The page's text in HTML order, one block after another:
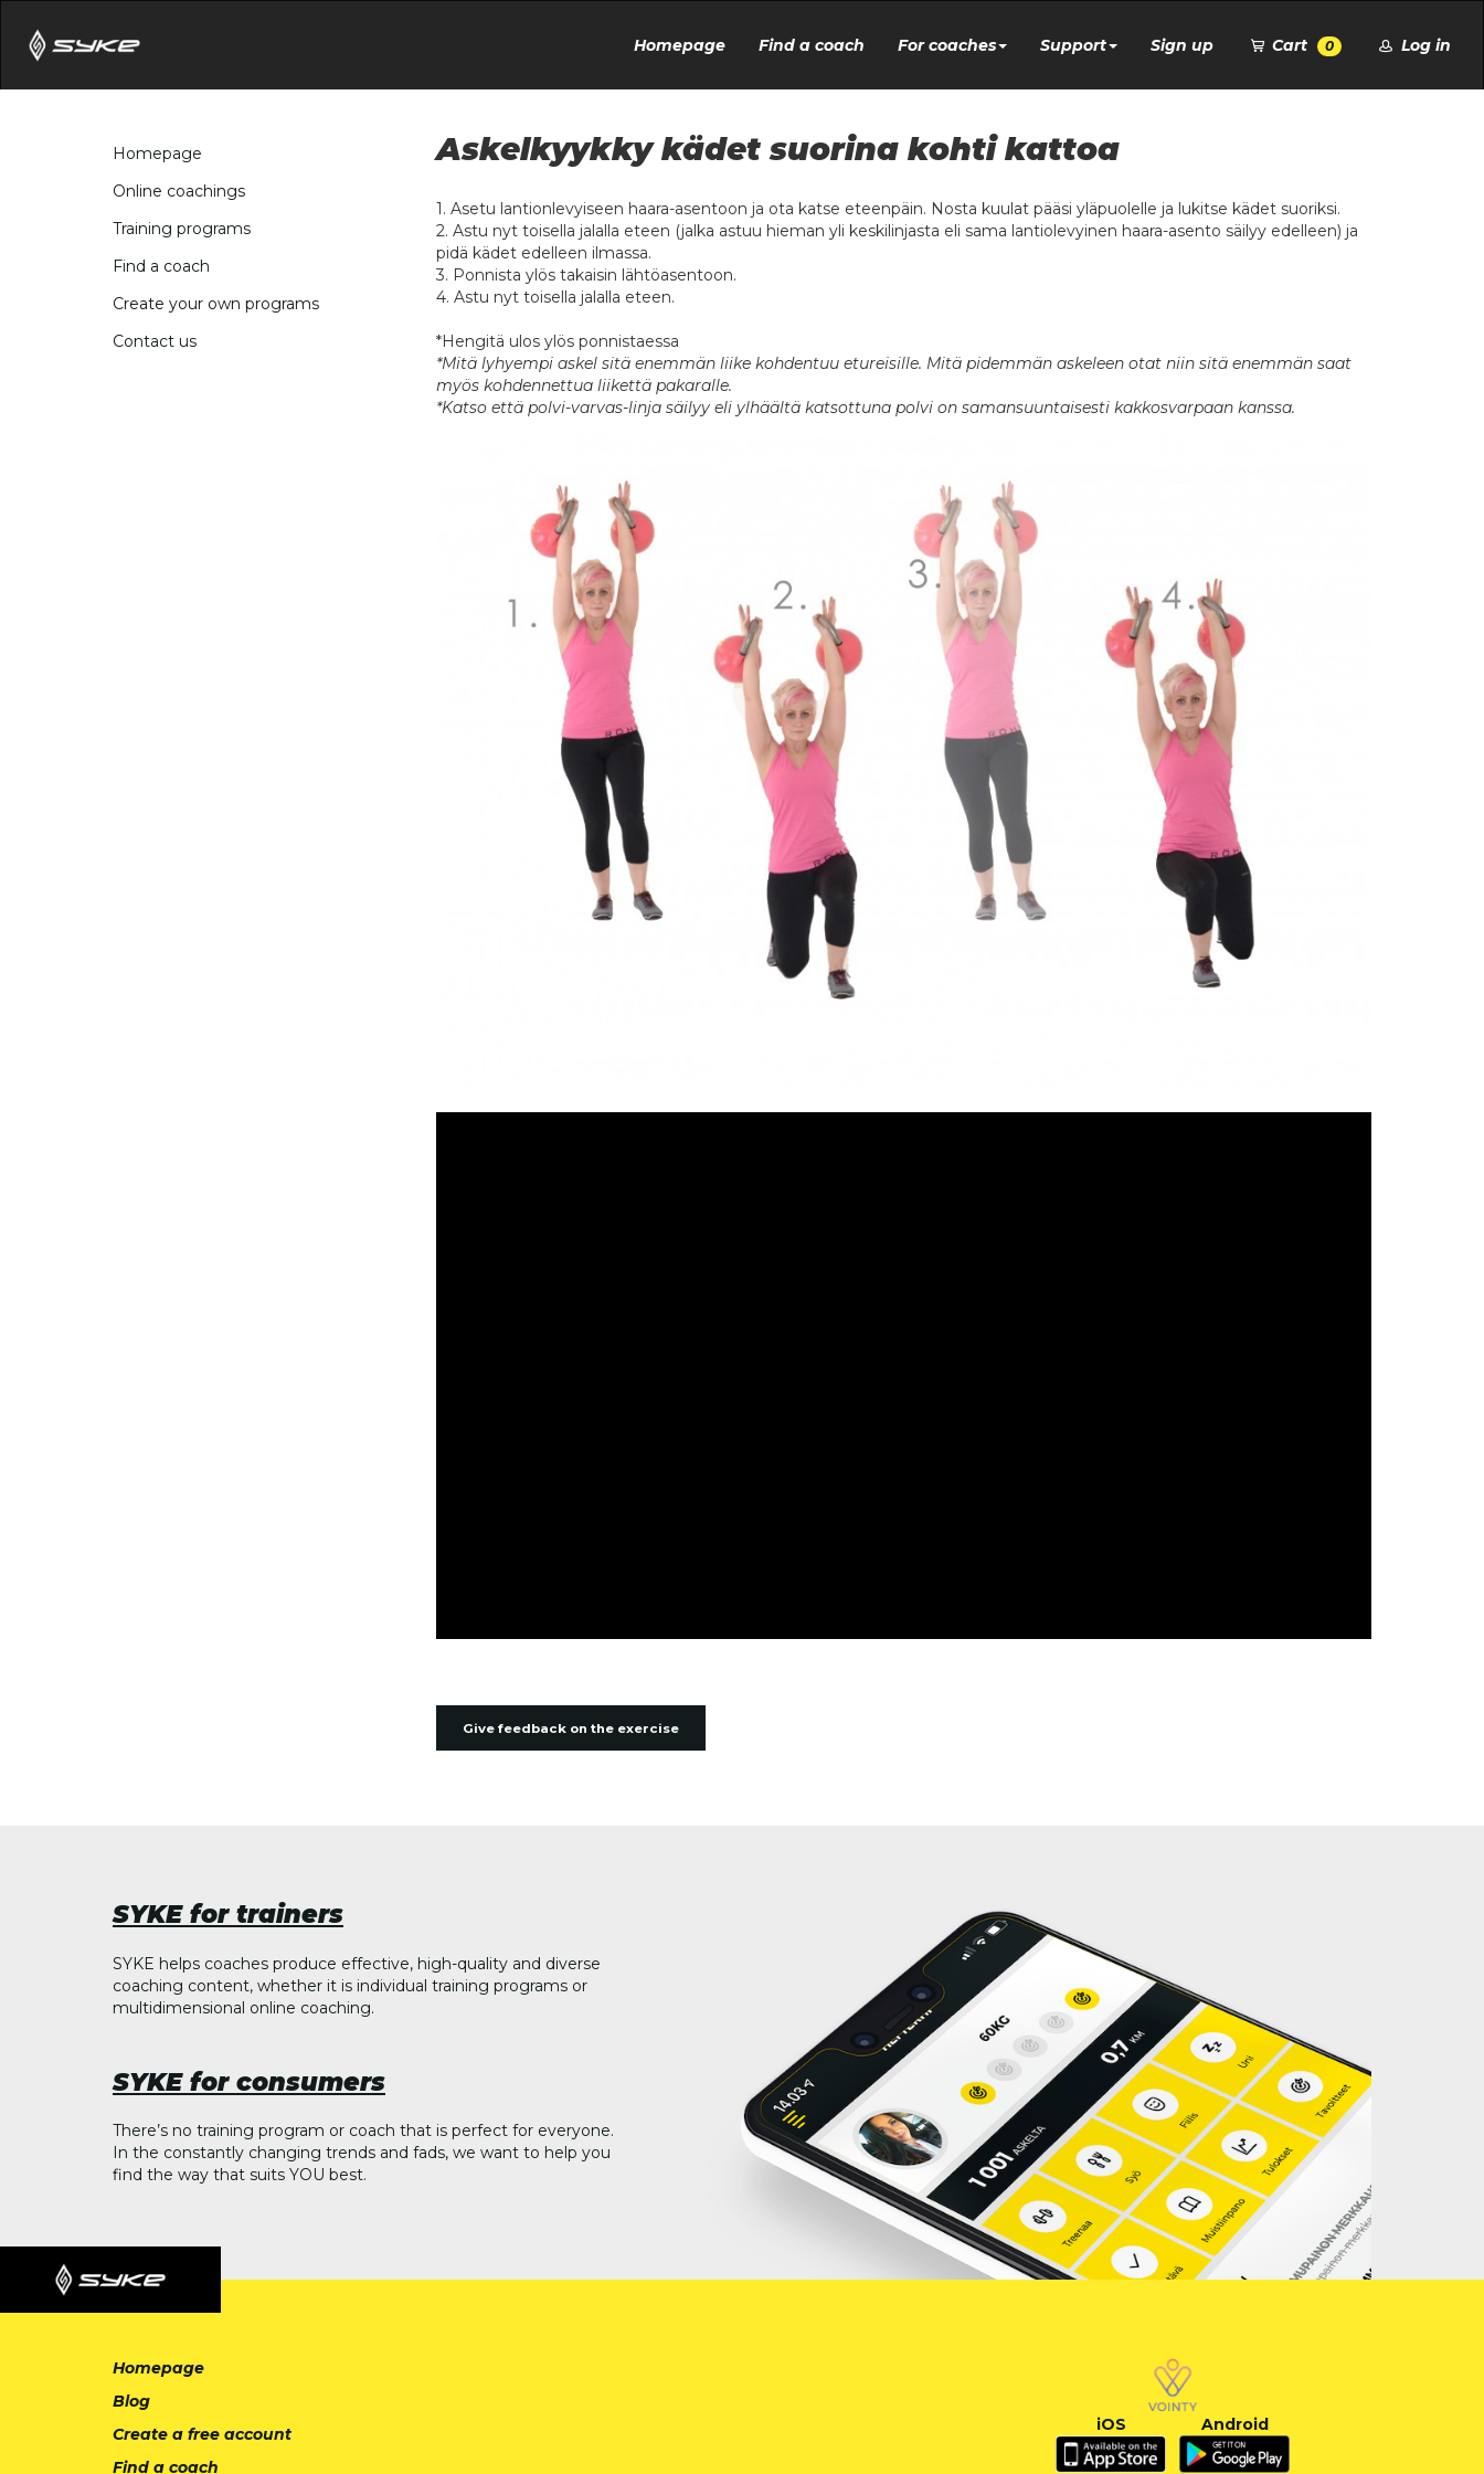
Homepage Find a coach For coaches Support Sign up Cart 0 Log in
Homepage
Online coachings
Training programs
Find a coach
Create your own programs
Contact us
Askelkyykky kädet suorina kohti kattoa
1. Asetu lantionlevyiseen haara-asentoon ja ota katse eteenpäin. Nosta kuulat pääsi yläpuolelle ja lukitse kädet suoriksi.
2. Astu nyt toisella jalalla eteen (jalka astuu hieman yli keskilinjasta eli sama lantiolevyinen haara-asento säilyy edelleen) ja
pidä kädet edelleen ilmassa.
3. Ponnista ylös takaisin lähtöasentoon.
4. Astu nyt toisella jalalla eteen.
*Hengitä ulos ylös ponnistaessa
*Mitä lyhyempi askel sitä enemmän liike kohdentuu etureisille. Mitä pidemmän askeleen otat niin sitä enemmän saat
myös kohdennettua liikettä pakaralle.
*Katso että polvi-varvas-linja säilyy eli ylhäältä katsottuna polvi on samansuuntaisesti kakkosvarpaan kanssa.
Give feedback on the exercise
SYKE for trainers
SYKE helps coaches produce effective, high-quality and diverse
coaching content, whether it is individual training programs or
multidimensional online coaching.
SYKE for consumers
There’s no training program or coach that is perfect for everyone.
In the constantly changing trends and fads, we want to help you
find the way that suits YOU best.
Homepage
Blog
Create a free account
Find a coach
iOS Android